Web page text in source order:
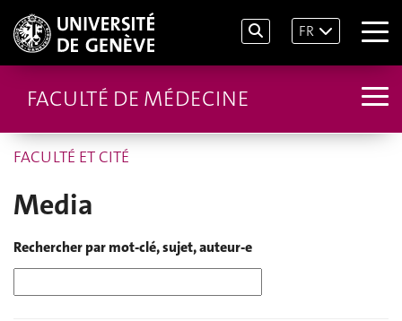
FR
FACULTÉ DE MÉDECINE
FACULTÉ ET CITÉ
Media
Rechercher par mot-clé, sujet, auteur-e